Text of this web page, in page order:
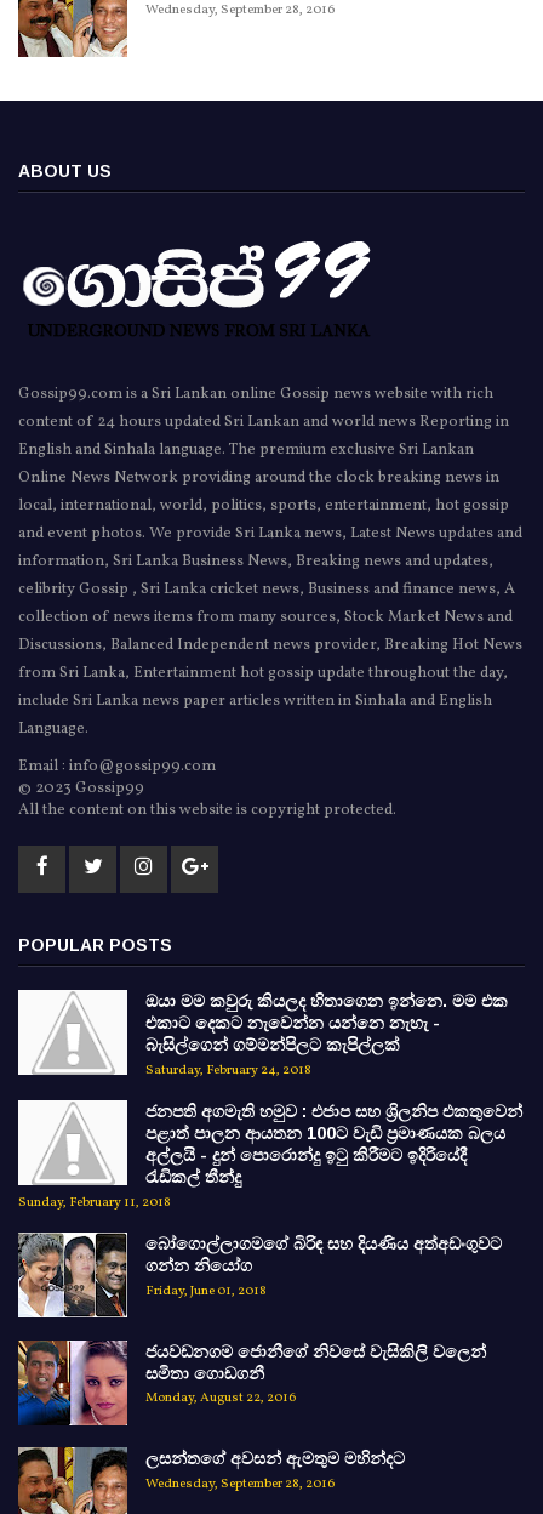
Wednesday, September 28, 2016
ABOUT US
Gossip99.com is a Sri Lankan online Gossip news website with rich
content of 24 hours updated Sri Lankan and world news Reporting in
English and Sinhala language. The premium exclusive Sri Lankan
Online News Network providing around the clock breaking news in
local, international, world, politics, sports, entertainment, hot gossip
and event photos. We provide Sri Lanka news, Latest News updates and
information, Sri Lanka Business News, Breaking news and updates,
celibrity Gossip , Sri Lanka cricket news, Business and finance news, A
collection of news items from many sources, Stock Market News and
Discussions, Balanced Independent news provider, Breaking Hot News
from Sri Lanka, Entertainment hot gossip update throughout the day,
include Sri Lanka news paper articles written in Sinhala and English
Language.
Email : info@gossip99.com
© 2023 Gossip99
All the content on this website is copyright protected.
POPULAR POSTS
ඔයා මම කවුරු කියලද හිතාගෙන ඉන්නෙ. මම එක
එකාට දෙකට නැවෙන්න යන්නෙ නැහැ -
බැසිල්ගෙන් ගම්මන්පිලට කැපිල්ලක්
Saturday, February 24, 2018
ජනපති අගමැති හමුව : එජාප සහ ශ්‍රිලනිප එකතුවෙන්
පළාත් පාලන ආයතන 100ට වැඩි ප්‍රමාණයක බලය
අල්ලයි - දුන් පොරොන්දු ඉටු කිරීමට ඉදිරියේදී
රැඩිකල් තීන්දු
Sunday, February 11, 2018
බෝගොල්ලාගමගේ බිරිඳ සහ දියණිය අත්අඩංගුවට
ගන්න නියෝග
Friday, June 01, 2018
ජයවඩනගම ජොනීගේ නිවසේ වැසිකිලි වලෙන්
සමිතා ගොඩගනී
Monday, August 22, 2016
ලසන්තගේ අවසන් ඇමතුම මහින්දට
Wednesday, September 28, 2016